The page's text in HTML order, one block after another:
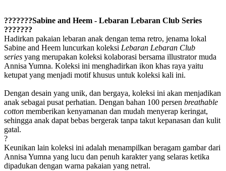
???????Sabine and Heem - Lebaran Lebaran Club Series
???????
Hadirkan pakaian lebaran anak dengan tema retro, jenama lokal
Sabine and Heem luncurkan koleksi Lebaran Lebaran Club
series yang merupakan koleksi kolaborasi bersama illustrator muda
Annisa Yumna. Koleksi ini menghadirkan ikon khas raya yaitu
ketupat yang menjadi motif khusus untuk koleksi kali ini.
Dengan desain yang unik, dan bergaya, koleksi ini akan menjadikan
anak sebagai pusat perhatian. Dengan bahan 100 persen breathable
cotton memberikan kenyamanan dan mudah menyerap keringat,
sehingga anak dapat bebas bergerak tanpa takut kepanasan dan kulit
gatal.
?
Keunikan lain koleksi ini adalah menampilkan beragam gambar dari
Annisa Yumna yang lucu dan penuh karakter yang selaras ketika
dipadukan dengan warna pakaian yang netral.